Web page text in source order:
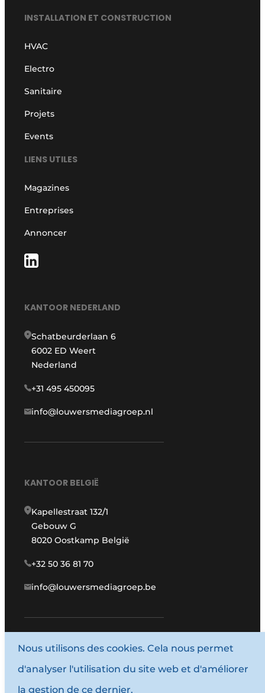
INSTALLATION ET CONSTRUCTION
HVAC
Electro
Sanitaire
Projets
Events
LIENS UTILES
Magazines
Entreprises
Annoncer
KANTOOR NEDERLAND
Schatbeurderlaan 6
6002 ED Weert
Nederland
+31 495 450095
info@louwersmediagroep.nl
KANTOOR BELGIË
Kapellestraat 132/1
Gebouw G
8020 Oostkamp België
+32 50 36 81 70
info@louwersmediagroep.be
www.louwersmediagroep.com
© 1987 - 2026 Louwersmediagroep.
Termes et conditions
Nous utilisons des cookies. Cela nous permet
d'analyser l'utilisation du site web et d'améliorer
la gestion de ce dernier.